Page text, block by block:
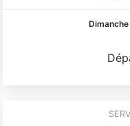
Dimanche